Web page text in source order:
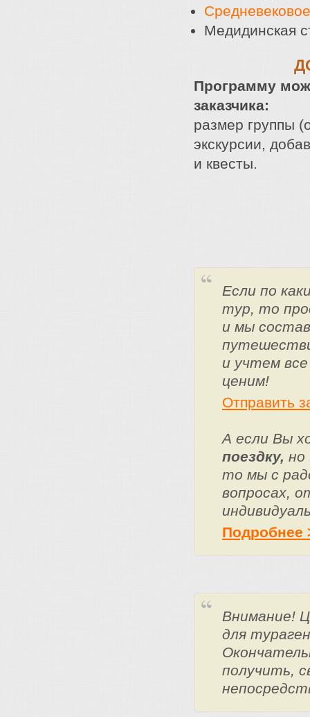
Медидинская
Программу
заказчика:
размер группы
экскурсии,
и квесты.
Если по
тур, то
и мы
и учтем
ценим!
Отправить
А если Вы
поездку, но
то мы с
вопросах,
Подробнее
Внимание!
для
получить,